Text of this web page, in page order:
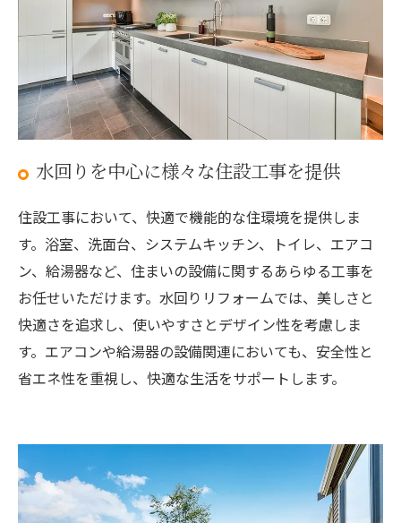
水回りを中心に様々な住設工事を提供
住設工事において、快適で機能的な住環境を提供しま
す。浴室、洗面台、システムキッチン、トイレ、エアコ
ン、給湯器など、住まいの設備に関するあらゆる工事を
お任せいただけます。水回りリフォームでは、美しさと
快適さを追求し、使いやすさとデザイン性を考慮しま
す。エアコンや給湯器の設備関連においても、安全性と
省エネ性を重視し、快適な生活をサポートします。